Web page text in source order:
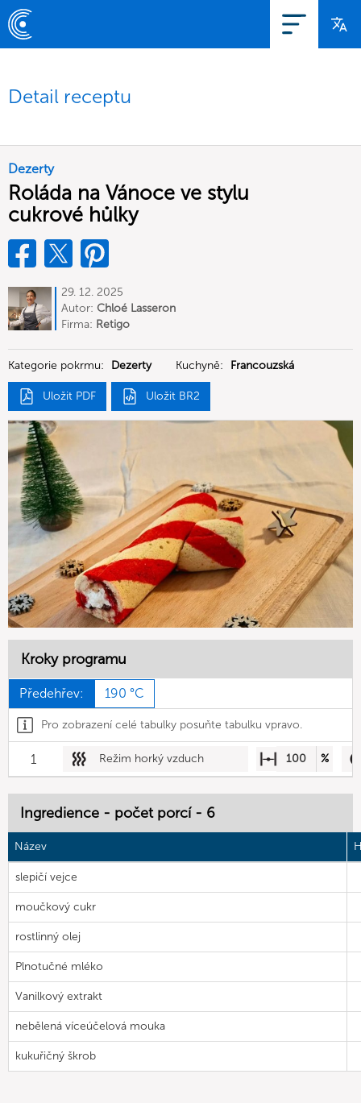
Detail receptu
Dezerty
Roláda na Vánoce ve stylu
cukrové hůlky
29. 12. 2025
Autor: Chloé Lasseron
Firma: Retigo
Kategorie pokrmu: Dezerty Kuchyně: Francouzská
Uložit PDF Uložit BR2
Kroky programu
Předehřev: 190 °C
Pro zobrazení celé tabulky posuňte tabulku vpravo.
1 Režim horký vzduch 100 %
Ingredience - počet porcí - 6
Název
slepičí vejce
moučkový cukr
rostlinný olej
Plnotučné mléko
Vanilkový extrakt
nebělená víceúčelová mouka
kukuřičný škrob